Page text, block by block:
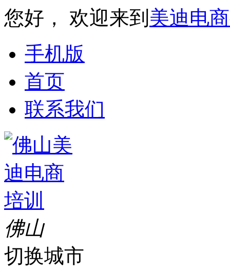
您好， 欢迎来到 美迪电
手机版
首页
联系我们
佛山
切换城市